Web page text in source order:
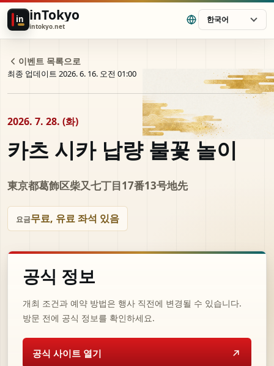
in inTokyo
intokyo.net
한국어
이벤트 목록으로
최종 업데이트 2026. 6. 16. 오전 01:00
2026. 7. 28. (화)
카츠 시카 납량 불꽃 놀이
東京都葛飾区柴又七丁目17番13号地先
요금무료, 유료 좌석 있음
공식 정보
개최 조건과 예약 방법은 행사 직전에 변경될 수 있습니다.
방문 전에 공식 정보를 확인하세요.
공식 사이트 열기